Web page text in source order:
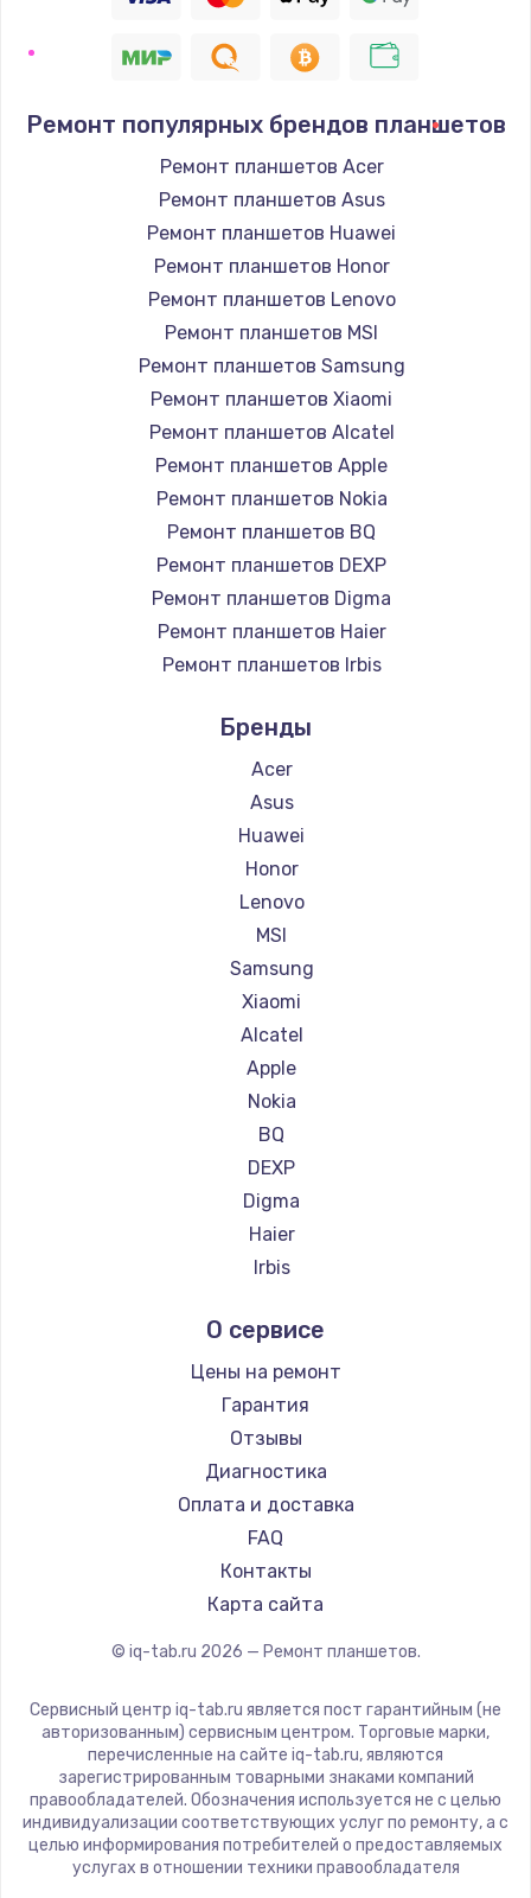
Ремонт популярных брендов планшетов
Ремонт планшетов Acer
Ремонт планшетов Asus
Ремонт планшетов Huawei
Ремонт планшетов Honor
Ремонт планшетов Lenovo
Ремонт планшетов MSI
Ремонт планшетов Samsung
Ремонт планшетов Xiaomi
Ремонт планшетов Alcatel
Ремонт планшетов Apple
Ремонт планшетов Nokia
Ремонт планшетов BQ
Ремонт планшетов DEXP
Ремонт планшетов Digma
Ремонт планшетов Haier
Ремонт планшетов Irbis
Ремонт планшетов Microsoft
Ремонт планшетов BlackView
Ремонт планшетов Amazon
Ремонт планшетов Aquarius
Ремонт планшетов Philips
Ремонт планшетов Dell
Ремонт планшетов HP
Ремонт планшетов Getac
Ремонт планшетов ZTE
Ремонт планшетов Google
Ремонт планшетов Navitel
Ремонт планшетов Teclast
Ремонт планшетов CHUWI
Бренды
Acer
Asus
Huawei
Honor
Lenovo
MSI
Samsung
Xiaomi
Alcatel
Apple
Nokia
BQ
DEXP
Digma
Haier
Irbis
Microsoft
BlackView
Amazon
Aquarius
Philips
Dell
HP
Getac
ZTE
CHUWI
О сервисе
Цены на ремонт
Гарантия
Отзывы
Диагностика
Оплата и доставка
FAQ
Контакты
Карта сайта
© iq-tab.ru 2026 — Ремонт планшетов.
Сервисный центр iq-tab.ru является пост гарантийным (не
авторизованным) сервисным центром. Торговые марки,
перечисленные на сайте iq-tab.ru, являются
зарегистрированным товарными знаками компаний
правообладателей. Обозначения используется не с целью
индивидуализации соответствующих услуг по ремонту, а с
целью информирования потребителей о предоставляемых
услугах в отношении техники правообладателя